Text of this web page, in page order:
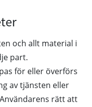
och allt material i
part.
för eller överförs
av tjänsten eller
rätt att